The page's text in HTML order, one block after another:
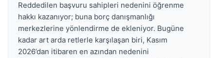
Reddedilen başvuru sahipleri nedenini öğrenme
hakkı kazanıyor; buna borç danışmanlığı
merkezlerine yönlendirme de ekleniyor. Bugüne
kadar art arda retlerle karşılaşan biri, Kasım
2026’dan itibaren en azından nedenini